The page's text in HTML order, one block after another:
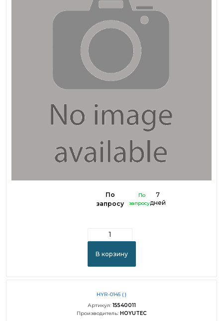
По
запросу
По
запросу
7
дней
В корзину
HYR-0145 ( )
Артикул: 15540011
Производитель: HOYUTEC